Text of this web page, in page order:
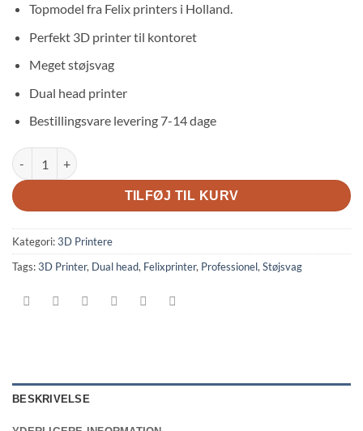
Topmodel fra Felix printers i Holland.
Perfekt 3D printer til kontoret
Meget støjsvag
Dual head printer
Bestillingsvare levering 7-14 dage
Felix Pro 3 Touch antal
TILFØJ TIL KURV
Kategori:3D Printere
Tags:3D Printer, Dual head, Felixprinter, Professionel, Støjsvag
BESKRIVELSE